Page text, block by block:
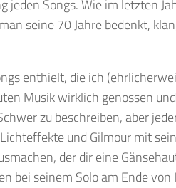
jeden Songs. Wie im letzten
seine 70 Jahre bedenkt,
enthielt, die ich
Musik wirklich genossen
zu beschreiben, aber
und Gilmour mit
der dir eine
bei seinem Solo am Ende von